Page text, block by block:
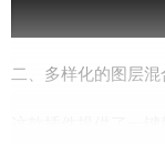
二、多样化的图层混